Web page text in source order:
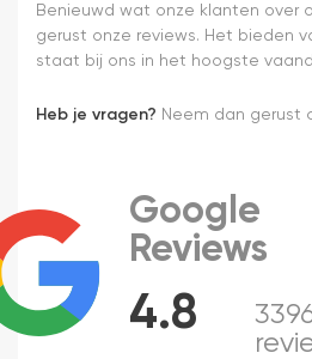
Benieuwd wat onze klanten over
gerust onze reviews. Het bieden
staat bij ons in het hoogste
Heb je vragen? Neem dan gerust
4.8
Google
Reviews